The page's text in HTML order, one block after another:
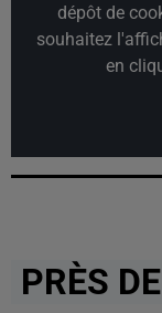
dépôt de
souhaitez
en
PRÈS